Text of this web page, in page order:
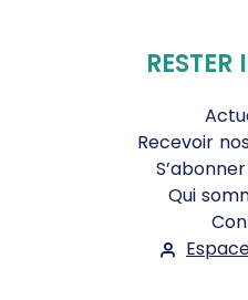
RESTER
Recevoir
Qui